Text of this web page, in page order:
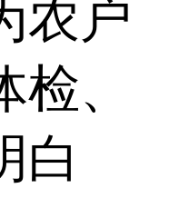
农户
、
白